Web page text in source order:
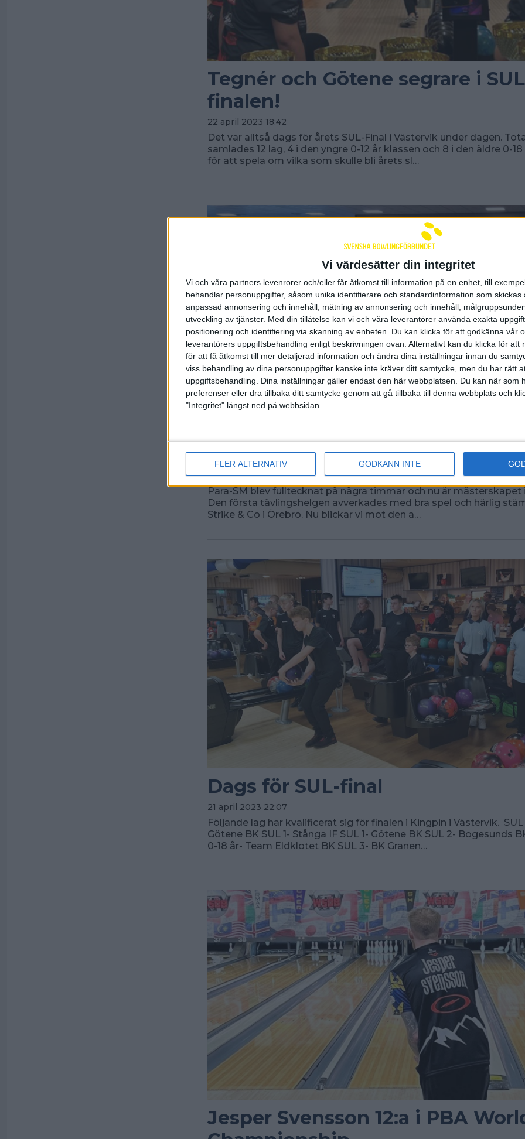
Vi värdesätter din integritet
Vi och våra partners levenrorer och/eller får åtkomst till information på en enhet, till
behandlar personuppgifter, såsom unika identifierare och standardinformation som skickas
anpassad annonsering och innehåll, mätning av annonsering och innehåll,
utveckling av tjänster. Med din tillåtelse kan vi och våra leverantörer använda exakta
positionering och identifiering via skanning av enheten. Du kan klicka för att godkänna vår
leverantörers uppgiftsbehandling enligt beskrivningen ovan. Alternativt kan du klicka för att
för att få åtkomst till mer detaljerad information och ändra dina inställningar innan du
viss behandling av dina personuppgifter kanske inte kräver ditt samtycke, men du har rätt
uppgiftsbehandling. Dina inställningar gäller endast den här webbplatsen. Du kan när som
preferenser eller dra tillbaka ditt samtycke genom att gå tillbaka till denna webbplats och
"Integritet" längst ned på webbsidan.
FLER ALTERNATIV GODKÄNN INTE
Tegnér och Götene segrare i
finalen!
22 april 2023 18:42
Det var alltså dags för årets SUL-Final i Västervik under dagen.
samlades 12 lag, 4 i den yngre 0-12 år klassen och 8 i den äldre 0-
för att spela om vilka som skulle bli årets sl…
ni alla resultat
22 april 2023 00:20
Para-SM blev fulltecknat på några timmar och nu är mästerskapet
Den första tävlingshelgen avverkades med bra spel och härlig
Strike & Co i Örebro. Nu blickar vi mot den a…
Dags för SUL-final
21 april 2023 22:07
Följande lag har kvalificerat sig för finalen i Kingpin i Västervik. SUL
Götene BK SUL 1- Stånga IF SUL 1- Götene BK SUL 2- Bogesunds
0-18 år- Team Eldklotet BK SUL 3- BK Granen…
Jesper Svensson 12:a i PBA